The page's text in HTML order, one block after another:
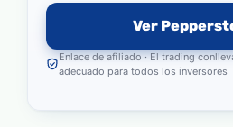
Ver
Enlace de afiliado · El trading
adecuado para todos los inversores